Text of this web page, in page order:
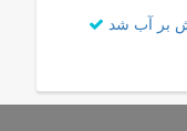
بر آب شد